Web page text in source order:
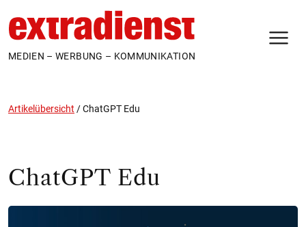
MEDIEN – WERBUNG – KOMMUNIKATION
Artikelübersicht /ChatGPT Edu
ChatGPT Edu